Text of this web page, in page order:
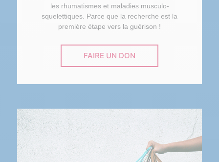
les rhumatismes et maladies musculo-
squelettiques. Parce que la recherche est la
première étape vers la guérison !
FAIRE UN DON